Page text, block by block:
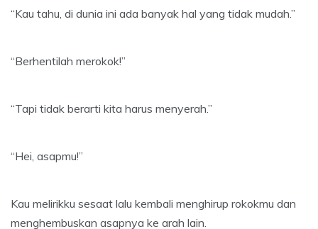
“Kau tahu, di dunia ini ada banyak hal yang tidak mudah.”
“Berhentilah merokok!”
“Tapi tidak berarti kita harus menyerah.”
“Hei, asapmu!”
Kau melirikku sesaat lalu kembali menghirup rokokmu dan
menghembuskan asapnya ke arah lain.